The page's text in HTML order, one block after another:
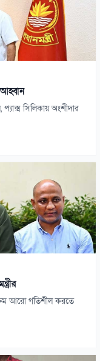
আহ্বান
সিলিকায় অংশীদার
আরো গতিশীল করতে